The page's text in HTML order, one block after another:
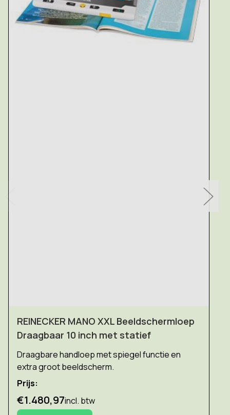
REINECKER MANO XXL Beeldschermloep
Draagbaar 10 inch met statief
Draagbare handloep met spiegel functie en
extra groot beeldscherm.
Prijs:
€1.480,97incl. btw